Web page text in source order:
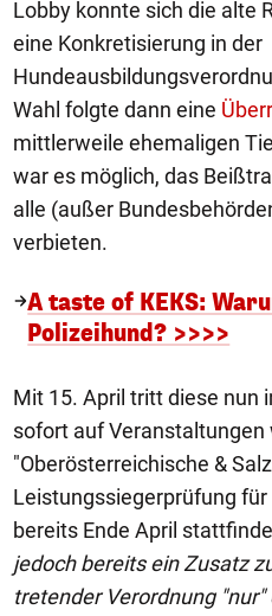
Lobby konnte sich die alte
eine Konkretisierung in der
Wahl folgte dann eine
mittlerweile ehemaligen
war es möglich, das
alle (außer
verbieten.
A taste of KEKS:
Polizeihund? >>>>
Mit 15. April tritt diese nun
sofort auf Veranstaltungen
"Oberösterreichische &
Leistungssiegerprüfung
bereits Ende April
jedoch bereits ein Zusatz
tretender Verordnung "nur"